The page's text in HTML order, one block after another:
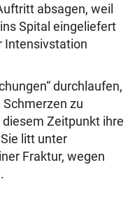
absagen, weil
Spital eingeliefert
Intensivstation
durchlaufen,
Schmerzen zu
Zeitpunkt ihre
litt unter
Fraktur, wegen